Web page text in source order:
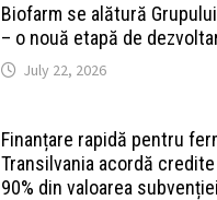
Biofarm se alătură
– o nouă etapă de
July 22, 2026
Finanțare rapidă pentru
Transilvania acordă
90% din valoarea